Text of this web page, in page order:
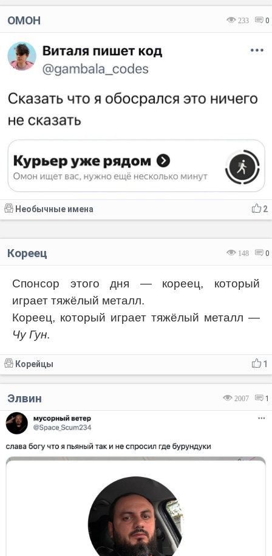
233 0
ОМОН
2
Необычные имена
148 0
Кореец
Спонсор этого дня — кореец, который
играет тяжёлый металл.
Кореец, который играет тяжёлый металл —
Чу Гун.
1
Корейцы
2007 1
Элвин